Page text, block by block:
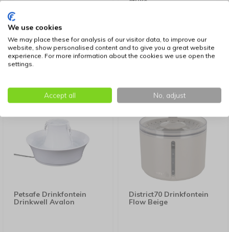
7,99
Petsafe Drinkfontein
Drinkwell Avalon
District70 Drinkfontein
Flow Beige
We use cookies
We may place these for analysis of our visitor data, to improve our
website, show personalised content and to give you a great website
experience. For more information about the cookies we use open the
settings.
Accept all No, adjust